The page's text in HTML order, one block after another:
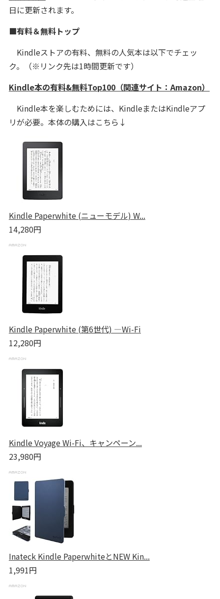
日に更新されます。
■有料＆無料トップ
Kindleストアの有料、無料の人気本は以下でチェッ
ク。（※リンク先は1時間更新です）
Kindle本の有料&無料Top100（関連サイト：Amazon）
Kindle本を楽しむためには、KindleまたはKindleアプ
リが必要。本体の購入はこちら↓
Kindle Paperwhite (ニューモデル) W...
14,280円
Kindle Paperwhite (第6世代) ―Wi-Fi
12,280円
Kindle Voyage Wi-Fi、キャンペーン...
23,980円
Inateck Kindle PaperwhiteとNEW Kin...
1,991円